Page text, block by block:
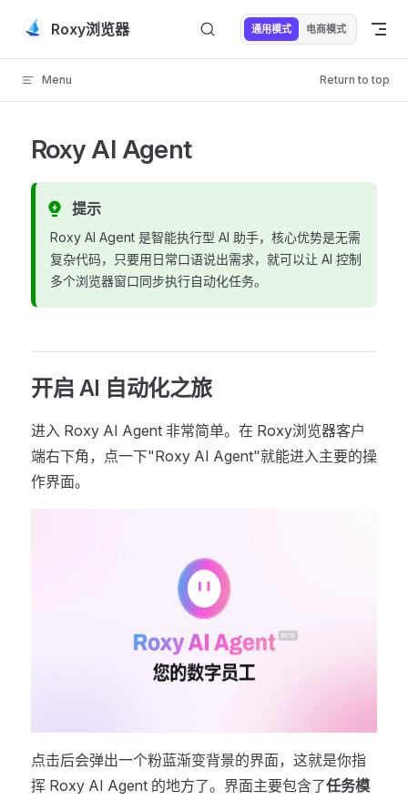
Skip to content
Roxy浏览器 通用模式 电商模式
Menu Return to top
Roxy AI Agent
提示
Roxy AI Agent 是智能执行型 AI 助手，核心优势是无需
复杂代码，只要用日常口语说出需求，就可以让 AI 控制
多个浏览器窗口同步执行自动化任务。
开启 AI 自动化之旅
进入 Roxy AI Agent 非常简单。在 Roxy浏览器客户
端右下角，点一下"Roxy AI Agent"就能进入主要的操
作界面。
点击后会弹出一个粉蓝渐变背景的界面，这就是你指
挥 Roxy AI Agent 的地方了。界面主要包含了任务模